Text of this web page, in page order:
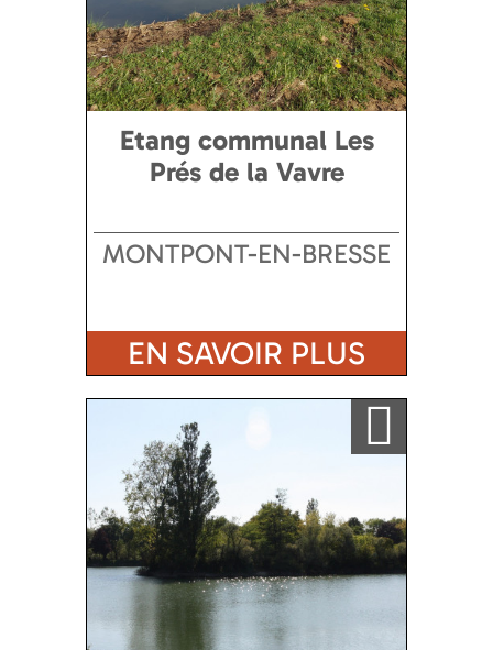
Etang communal Les
Prés de la Vavre
MONTPONT-EN-BRESSE
EN SAVOIR PLUS
Ajouter a ma sélection